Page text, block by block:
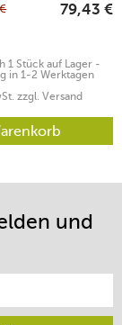
1 Stück auf Lager -
in 1-2 Werktagen
€ 79,43 €
zzgl. Versand
und